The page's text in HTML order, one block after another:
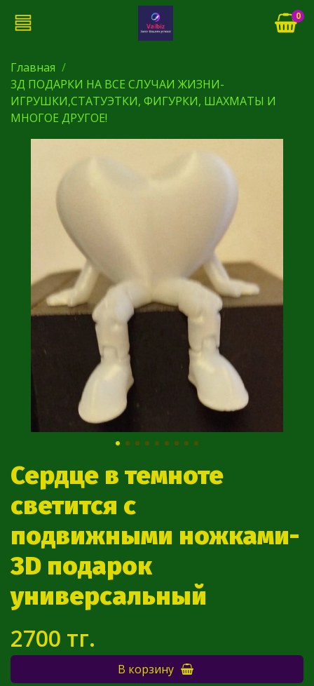
0
Главная
3Д ПОДАРКИ НА ВСЕ СЛУЧАИ ЖИЗНИ-
ИГРУШКИ,СТАТУЭТКИ, ФИГУРКИ, ШАХМАТЫ И
МНОГОЕ ДРУГОЕ!
Сердце в темноте
светится с
подвижными ножками-
3D подарок
универсальный
2700 тг.
В корзину